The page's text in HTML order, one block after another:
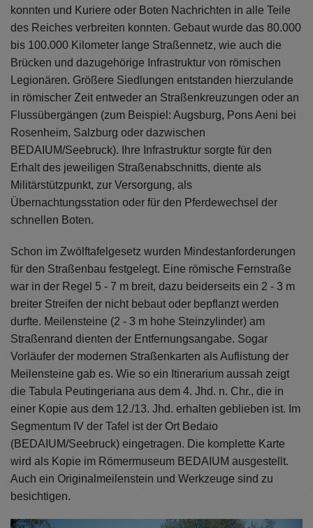
Diese Website nutzt Matomo Analytics für die Auswertung der
Seitenaufrufe als Statistik. Die hierdurch gespeicherten Daten werden
ausschließlich auf unseren eigenen Servern gespeichert. Eine
Übertragung an Dritte erfolgt nicht. Wir verwenden die Funktion
wird und nicht mehr Ihrem Besuch auf unserer Internetseite zugeordnet
werden kann.
Videos werden über die Plattformen YouTube oder Vimeo eingebunden.
Wir nutzen YouTube im erweiterten Datenschutzmodus. Dieser Modus
bewirkt laut YouTube, dass YouTube keine Informationen über die
Besucher auf dieser Website speichert, bevor diese sich das Video
Eingebundene Inhalte
Optional sind externe Inhalte auf den Seiten dieser Website
oder auch Anwendungen einer externen Website.
konnten und Kuriere oder Boten Nachrichten in alle Teile
des Reiches verbreiten konnten. Gebaut wurde das 80.000
bis 100.000 Kilometer lange Straßennetz, wie auch die
Brücken und dazugehörige Infrastruktur von römischen
Legionären. Größere Siedlungen entstanden hierzulande
in römischer Zeit entweder an Straßenkreuzungen oder an
Flussübergängen (zum Beispiel: Augsburg, Pons Aeni bei
Rosenheim, Salzburg oder dazwischen
BEDAIUM/Seebruck). Ihre Infrastruktur sorgte für den
Erhalt des jeweiligen Straßenabschnitts, diente als
Militärstützpunkt, zur Versorgung, als
Übernachtungsstation oder für den Pferdewechsel der
schnellen Boten.
Schon im Zwölftafelgesetz wurden Mindestanforderungen
für den Straßenbau festgelegt. Eine römische Fernstraße
war in der Regel 5 - 7 m breit, dazu beiderseits ein 2 - 3 m
breiter Streifen der nicht bebaut oder bepflanzt werden
durfte. Meilensteine (2 - 3 m hohe Steinzylinder) am
Straßenrand dienten der Entfernungsangabe. Sogar
Vorläufer der modernen Straßenkarten als Auflistung der
Meilensteine gab es. Wie so ein Itinerarium aussah zeigt
die Tabula Peutingeriana aus dem 4. Jhd. n. Chr., die in
einer Kopie aus dem 12./13. Jhd. erhalten geblieben ist. Im
Segmentum IV der Tafel ist der Ort Bedaio
(BEDAIUM/Seebruck) eingetragen. Die komplette Karte
wird als Kopie im Römermuseum BEDAIUM ausgestellt.
Auch ein Originalmeilenstein und Werkzeuge sind zu
besichtigen.